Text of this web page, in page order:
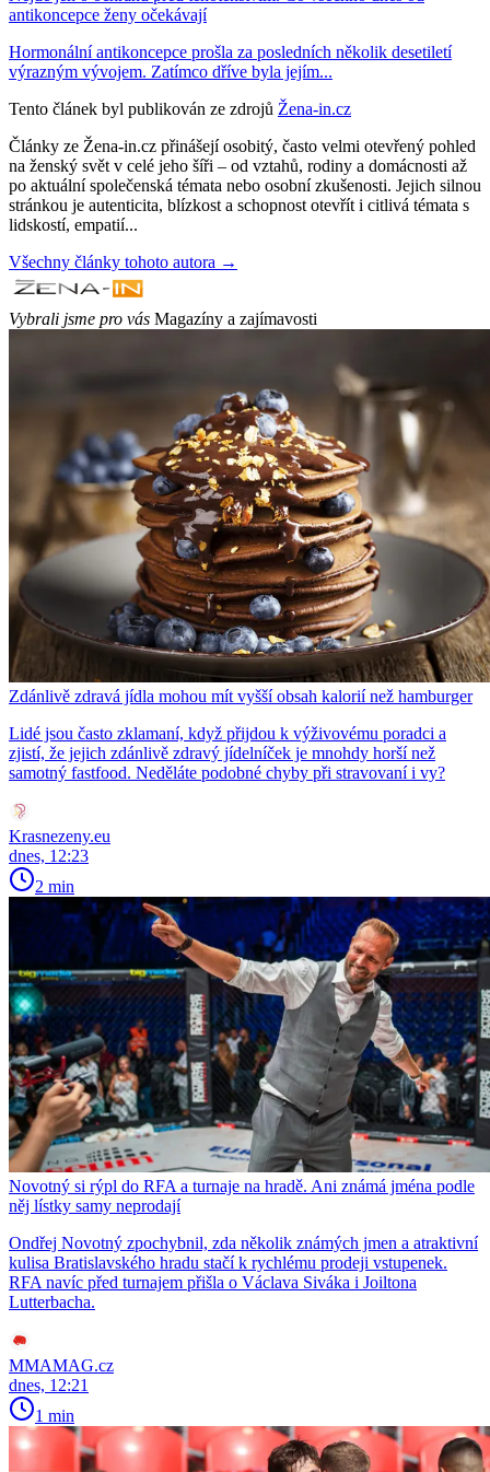
antikoncepce ženy očekávají
Hormonální antikoncepce prošla za posledních několik desetiletí
výrazným vývojem. Zatímco dříve byla jejím...
Tento článek byl publikován ze zdrojů Žena-in.cz
Články ze Žena-in.cz přinášejí osobitý, často velmi otevřený pohled
na ženský svět v celé jeho šíři – od vztahů, rodiny a domácnosti až
po aktuální společenská témata nebo osobní zkušenosti. Jejich silnou
stránkou je autenticita, blízkost a schopnost otevřít i citlivá témata s
lidskostí, empatií...
Všechny články tohoto autora →
Vybrali jsme pro vás Magazíny a zajímavosti
Zdánlivě zdravá jídla mohou mít vyšší obsah kalorií než hamburger
Lidé jsou často zklamaní, když přijdou k výživovému poradci a
zjistí, že jejich zdánlivě zdravý jídelníček je mnohdy horší než
samotný fastfood. Neděláte podobné chyby při stravovaní i vy?
Krasnezeny.eu
dnes, 12:23
2 min
Novotný si rýpl do RFA a turnaje na hradě. Ani známá jména podle
něj lístky samy neprodají
Ondřej Novotný zpochybnil, zda několik známých jmen a atraktivní
kulisa Bratislavského hradu stačí k rychlému prodeji vstupenek.
RFA navíc před turnajem přišla o Václava Siváka i Joiltona
Lutterbacha.
MMAMAG.cz
dnes, 12:21
1 min